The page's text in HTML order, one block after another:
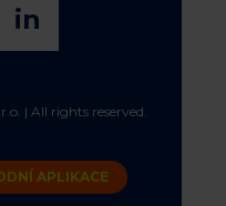
in
| All rights reserved.
APLIKACE